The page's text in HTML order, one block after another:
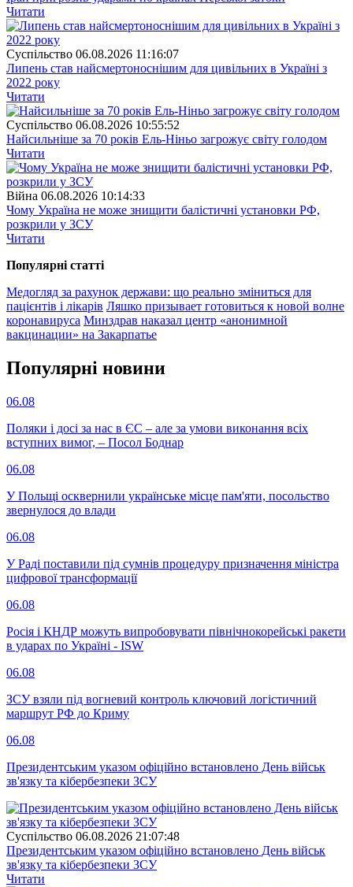
Читати
Суспiльство 06.08.2026 11:16:07
Липень став найсмертоноснішим для цивільних в Україні з
2022 року
Читати
Суспiльство 06.08.2026 10:55:52
Найсильніше за 70 років Ель-Ніньо загрожує світу голодом
Читати
Війна 06.08.2026 10:14:33
Чому Україна не може знищити балістичні установки РФ,
розкрили у ЗСУ
Читати
Популярнi статтi
Медогляд за рахунок держави: що реально зміниться для
пацієнтів і лікарів Ляшко призывает готовиться к новой волне
коронавируса Минздрав наказал центр «анонимной
вакцинации» на Закарпатье
Популярнi новини
06.08
Поляки і досі за нас в ЄС – але за умови виконання всіх
вступних вимог, – Посол Боднар
06.08
У Польщі осквернили українське місце пам'яти, посольство
звернулося до влади
06.08
У Раді поставили під сумнів процедуру призначення міністра
цифрової трансформації
06.08
Росія і КНДР можуть випробовувати північнокорейські ракети
в ударах по Україні - ISW
06.08
ЗСУ взяли під вогневий контроль ключовий логістичний
маршрут РФ до Криму
06.08
Президентським указом офіційно встановлено День військ
зв'язку та кібербезпеки ЗСУ
Суспiльство 06.08.2026 21:07:48
Президентським указом офіційно встановлено День військ
зв'язку та кібербезпеки ЗСУ
Читати